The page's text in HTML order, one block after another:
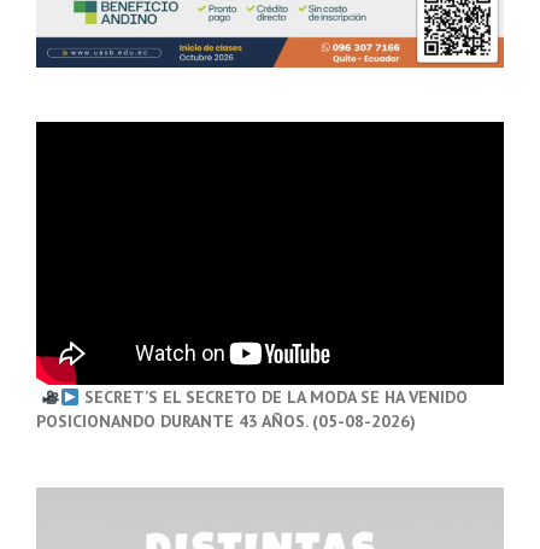
SECRET’S EL SECRETO DE LA MODA SE HA VENIDO
POSICIONANDO DURANTE 43 AÑOS. (05-08-2026)